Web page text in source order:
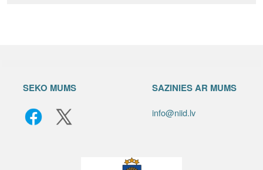
SEKO MUMS SAZINIES AR MUMS
info@niid.lv